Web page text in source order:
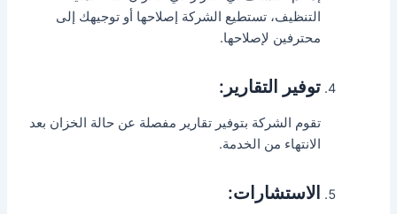
التنظيف، تستطيع الشركة إصلاحها أو توجيهك إلى
محترفين لإصلاحها.
توفير التقارير:
تقوم الشركة بتوفير تقارير مفصلة عن حالة الخزان بعد
الانتهاء من الخدمة.
الاستشارات: